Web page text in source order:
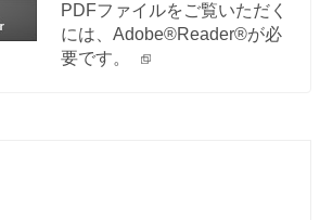
PDFファイルをご覧いただく
には、Adobe®Reader®が必
要です。